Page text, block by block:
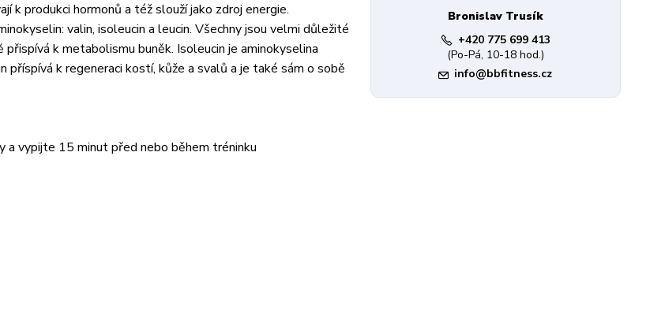
k produkci hormonů a též slouží jako zdroj energie.
valin, isoleucin a leucin. Všechny jsou velmi důležité
k metabolismu buněk. Isoleucin je aminokyselina
k regeneraci kostí, kůže a svalů a je také sám o sobě
vypijte 15 minut před nebo během tréninku
Bronislav Trusík
+420 775 699 413
(Po-Pá, 10-18 hod.)
info@bbfitness.cz